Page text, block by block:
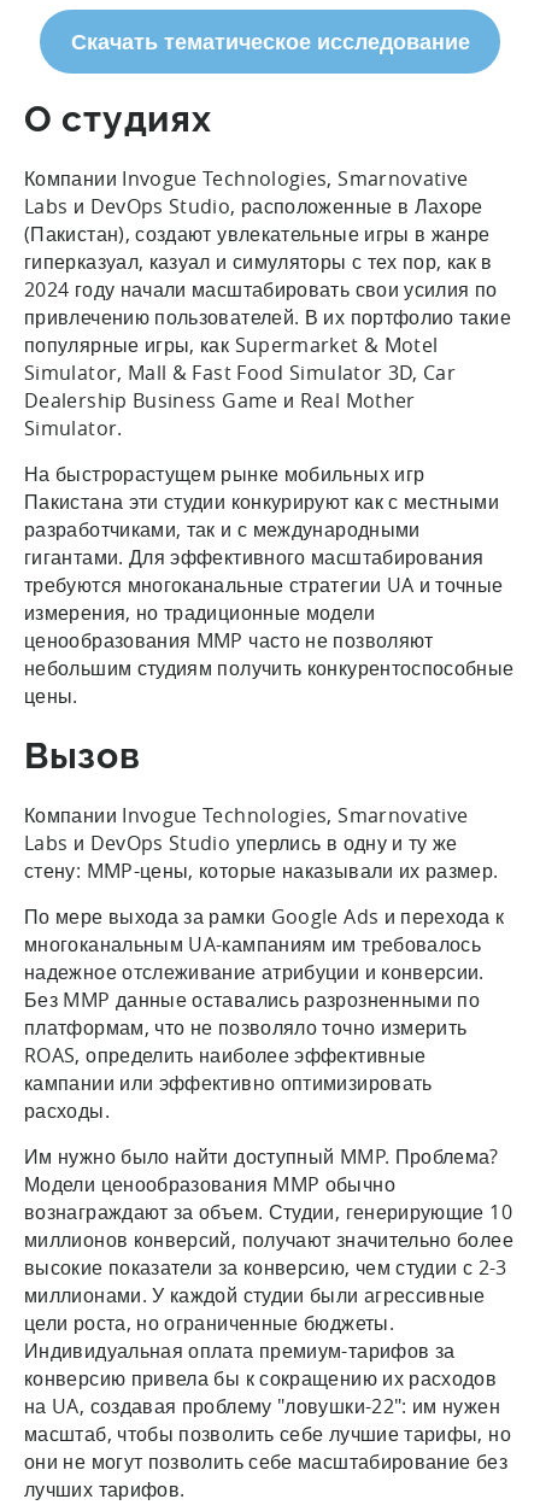
Скачать тематическое исследование
О студиях
Компании Invogue Technologies, Smarnovative
Labs и DevOps Studio, расположенные в Лахоре
(Пакистан), создают увлекательные игры в жанре
гиперказуал, казуал и симуляторы с тех пор, как в
2024 году начали масштабировать свои усилия по
привлечению пользователей. В их портфолио такие
популярные игры, как Supermarket & Motel
Simulator, Mall & Fast Food Simulator 3D, Car
Dealership Business Game и Real Mother
Simulator.
На быстрорастущем рынке мобильных игр
Пакистана эти студии конкурируют как с местными
разработчиками, так и с международными
гигантами. Для эффективного масштабирования
требуются многоканальные стратегии UA и точные
измерения, но традиционные модели
ценообразования MMP часто не позволяют
небольшим студиям получить конкурентоспособные
цены.
Вызов
Компании Invogue Technologies, Smarnovative
Labs и DevOps Studio уперлись в одну и ту же
стену: MMP-цены, которые наказывали их размер.
По мере выхода за рамки Google Ads и перехода к
многоканальным UA-кампаниям им требовалось
надежное отслеживание атрибуции и конверсии.
Без MMP данные оставались разрозненными по
платформам, что не позволяло точно измерить
ROAS, определить наиболее эффективные
кампании или эффективно оптимизировать
расходы.
Им нужно было найти доступный MMP. Проблема?
Модели ценообразования MMP обычно
вознаграждают за объем. Студии, генерирующие 10
миллионов конверсий, получают значительно более
высокие показатели за конверсию, чем студии с 2-3
миллионами. У каждой студии были агрессивные
цели роста, но ограниченные бюджеты.
Индивидуальная оплата премиум-тарифов за
конверсию привела бы к сокращению их расходов
на UA, создавая проблему "ловушки-22": им нужен
масштаб, чтобы позволить себе лучшие тарифы, но
они не могут позволить себе масштабирование без
лучших тарифов.